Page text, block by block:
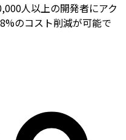
人以上の開発者にアク
のコスト削減が可能で